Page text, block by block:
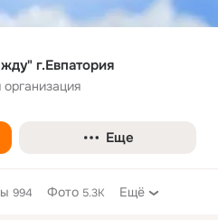
г.Евпатория
Еще
994 Фото 5.3K Ещё